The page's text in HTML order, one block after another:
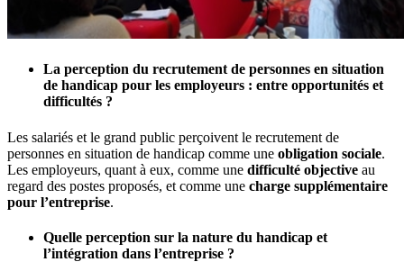
La perception du recrutement de personnes en situation
de handicap pour les employeurs : entre opportunités et
difficultés ?
Les salariés et le grand public perçoivent le recrutement de
personnes en situation de handicap comme une obligation sociale.
Les employeurs, quant à eux, comme une difficulté objective au
regard des postes proposés, et comme une charge supplémentaire
pour l’entreprise.
Quelle perception sur la nature du handicap et
l’intégration dans l’entreprise ?